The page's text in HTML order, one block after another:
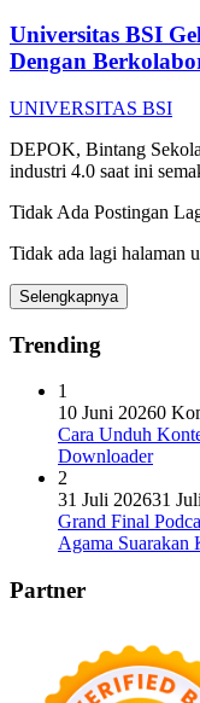
Universitas BSI
Dengan
UNIVERSITAS BSI
DEPOK, Bintang
industri 4.0 saat ini
Tidak Ada Postingan
Tidak ada lagi halaman
Selengkapnya
Trending
1
10 Juni 20260
Cara Unduh
Downloader
2
31 Juli 202631
Grand Final
Agama Suarakan
Partner